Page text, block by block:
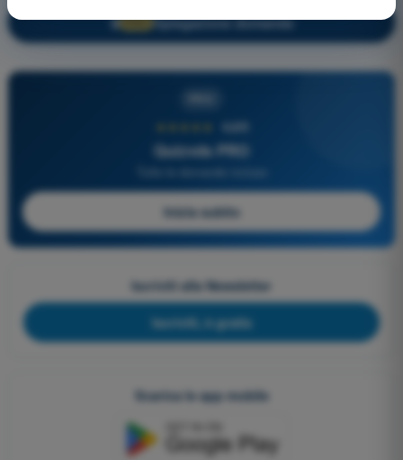
🔒 PRO Spiegazione domanda
4,6/5
Quizvds PRO
Inizia subito
Iscriviti alla Newsletter
Iscriviti, è gratis
Scarica le app mobile